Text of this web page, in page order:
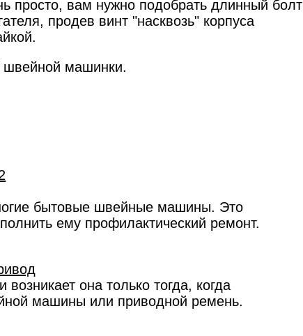
просто, вам нужно подобрать длинный болт
продев винт "насквозь" корпуса
швейной машинки.
бытовые швейные машины. Это
ему профилактический ремонт.
она только тогда, когда
машины или приводной ремень.